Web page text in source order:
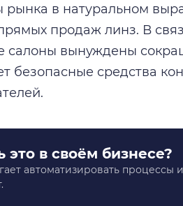
рынка в натуральном
продаж линз. В
салоны вынуждены
безопасные средства
это в своём бизнесе?
автоматизировать процессы и